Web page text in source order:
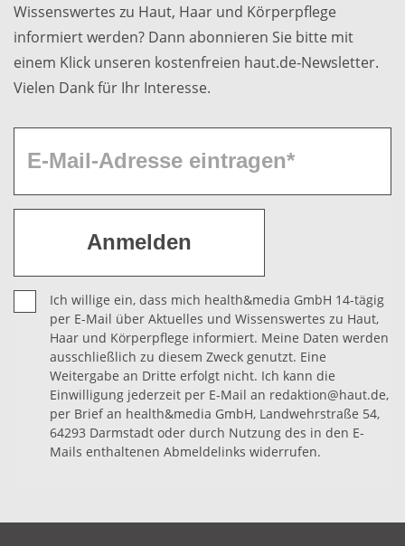
Wissenswertes zu Haut, Haar und Körperpflege
informiert werden? Dann abonnieren Sie bitte mit
einem Klick unseren kostenfreien haut.de-Newsletter.
Vielen Dank für Ihr Interesse.
Ich willige ein, dass mich health&media GmbH 14-tägig
per E-Mail über Aktuelles und Wissenswertes zu Haut,
Haar und Körperpflege informiert. Meine Daten werden
ausschließlich zu diesem Zweck genutzt. Eine
Weitergabe an Dritte erfolgt nicht. Ich kann die
Einwilligung jederzeit per E-Mail an redaktion@haut.de,
per Brief an health&media GmbH, Landwehrstraße 54,
64293 Darmstadt oder durch Nutzung des in den E-
Mails enthaltenen Abmeldelinks widerrufen.